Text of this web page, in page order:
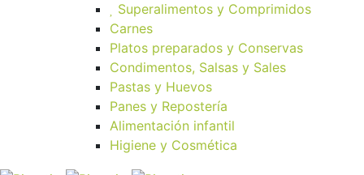
Superalimentos y Comprimidos
Carnes
Platos preparados y Conservas
Condimentos, Salsas y Sales
Pastas y Huevos
Panes y Repostería
Alimentación infantil
Higiene y Cosmética